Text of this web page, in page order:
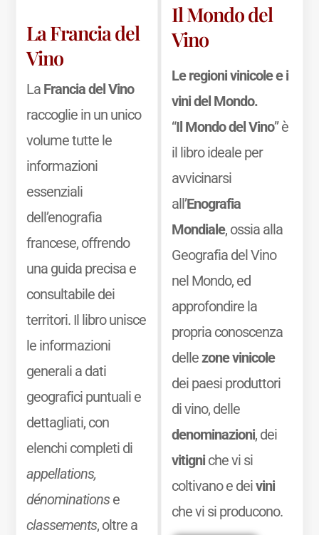
La Francia del
Vino
La Francia del Vino
raccoglie in un unico
volume tutte le
informazioni
essenziali
dell’enografia
francese, offrendo
una guida precisa e
consultabile dei
territori. Il libro unisce
le informazioni
generali a dati
geografici puntuali e
dettagliati, con
elenchi completi di
appellations,
dénominationse
classements, oltre a
Il Mondo del
Vino
Le regioni vinicole e i
vini del Mondo.
“Il Mondo del Vino” è
il libro ideale per
avvicinarsi
all’Enografia
Mondiale, ossia alla
Geografia del Vino
nel Mondo, ed
approfondire la
propria conoscenza
dellezone vinicole
dei paesi produttori
di vino, delle
denominazioni, dei
vitigniche vi si
coltivano e deivini
che vi si producono.